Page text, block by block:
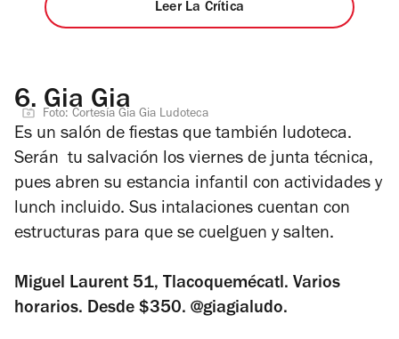
Leer La Crítica
6. Gia Gia
Foto: Cortesía Gia Gia Ludoteca
Es un salón de fiestas que también ludoteca.
Serán tu salvación los viernes de junta técnica,
pues abren su estancia infantil con actividades y
lunch incluido. Sus intalaciones cuentan con
estructuras para que se cuelguen y salten.
Miguel Laurent 51, Tlacoquemécatl. Varios
horarios. Desde $350. @giagialudo.